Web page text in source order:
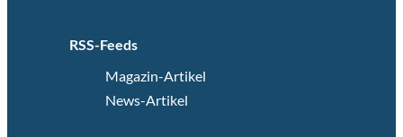
RSS-Feeds
Magazin-Artikel
News-Artikel